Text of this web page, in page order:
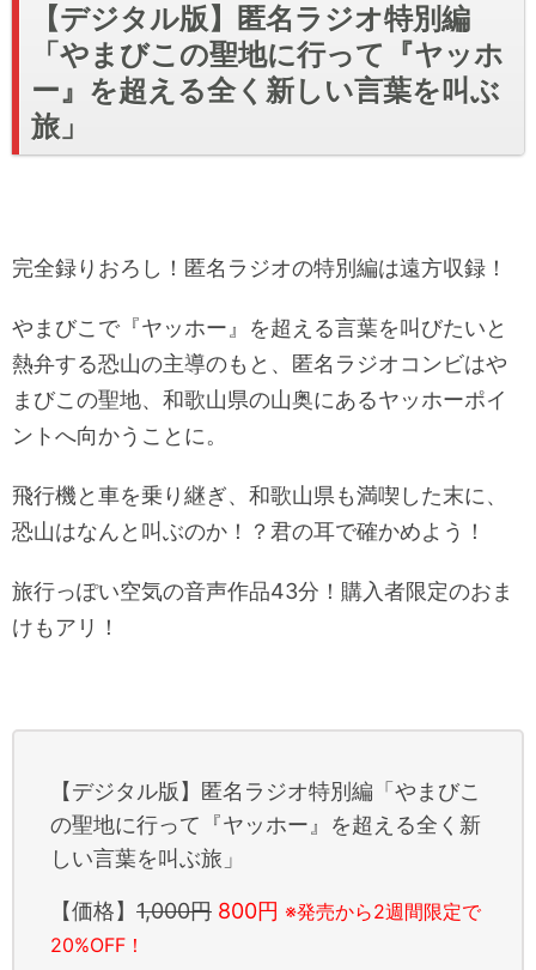
【デジタル版】匿名ラジオ特別編
「やまびこの聖地に行って『ヤッホ
ー』を超える全く新しい言葉を叫ぶ
旅」
完全録りおろし！匿名ラジオの特別編は遠方収録！
やまびこで『ヤッホー』を超える言葉を叫びたいと
熱弁する恐山の主導のもと、匿名ラジオコンビはや
まびこの聖地、和歌山県の山奥にあるヤッホーポイ
ントへ向かうことに。
飛行機と車を乗り継ぎ、和歌山県も満喫した末に、
恐山はなんと叫ぶのか！？君の耳で確かめよう！
旅行っぽい空気の音声作品43分！購入者限定のおま
けもアリ！
【デジタル版】匿名ラジオ特別編「やまびこ
の聖地に行って『ヤッホー』を超える全く新
しい言葉を叫ぶ旅」
【価格】 1,000円 800円 ※発売から2週間限定で
20%OFF！